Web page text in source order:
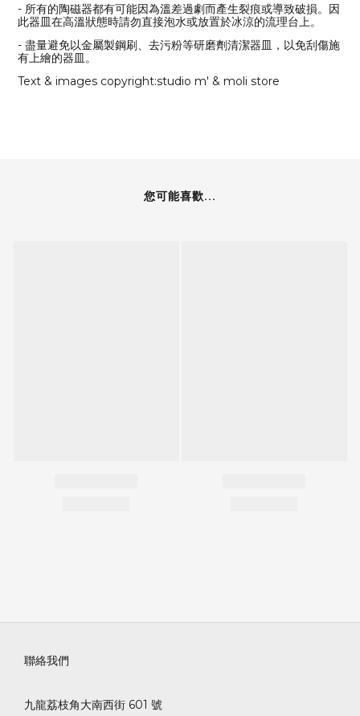
- 所有的陶磁器都有可能因為溫差過劇而產生裂痕或導致破損。因
此器皿在高溫狀態時請勿直接泡水或放置於冰涼的流理台上。
- 盡量避免以金屬製鋼刷、去污粉等研磨劑清潔器皿，以免刮傷施
有上繪的器皿。
Text & images copyright:studio m' & moli store
您可能喜歡...
聯絡我們
九龍荔枝角大南西街 601 號